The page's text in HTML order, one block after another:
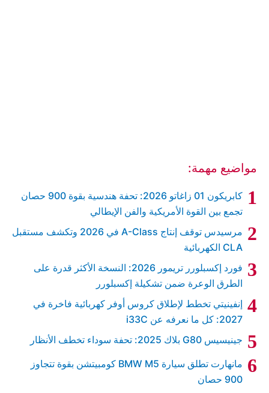
مواضيع مهمة:
كابريكون 01 زاغاتو 2026: تحفة هندسية بقوة 900 حصان
تجمع بين القوة الأمريكية والفن الإيطالي
مرسيدس توقف إنتاج A-Class في 2026 وتكشف مستقبل
CLA الكهربائية
فورد إكسبلورر تريمور 2026: النسخة الأكثر قدرة على
الطرق الوعرة ضمن تشكيلة إكسبلورر
إنفينيتي تخطط لإطلاق كروس أوفر كهربائية فاخرة في
2027: كل ما نعرفه عن i33C
جينيسيس G80 بلاك 2025: تحفة سوداء تخطف الأنظار
مانهارت تطلق سيارة BMW M5 كومبيتشن بقوة تتجاوز
900 حصان